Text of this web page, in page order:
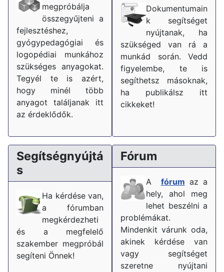
megpróbálja
összegyűjteni a
fejlesztéshez,
gyógypedagógiai és
logopédiai munkához
szükséges anyagokat.
Tegyél te is azért,
hogy minél több
anyagot találjanak itt
az érdeklődők.
Dokumentumain
k segítséget
nyújtanak, ha
szükséged van rá a
munkád során. Vedd
figyelembe, te is
segíthetsz másoknak,
ha publikálsz itt
cikkeket!
Segítségnyújtá
s
Ha kérdése van,
a fórumban
megkérdezheti
és a megfelelő
szakember megpróbál
segíteni Önnek!
Fórum
A fórum az a
hely, ahol meg
lehet beszélni a
problémákat.
Mindenkit várunk oda,
akinek kérdése van
vagy segítséget
szeretne nyújtani